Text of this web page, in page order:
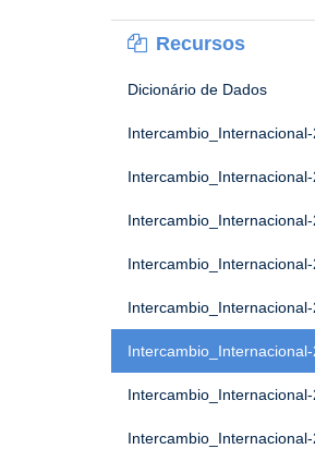
Recursos
Dicionário de Dados
Intercambio_Internacional-
Intercambio_Internacional-